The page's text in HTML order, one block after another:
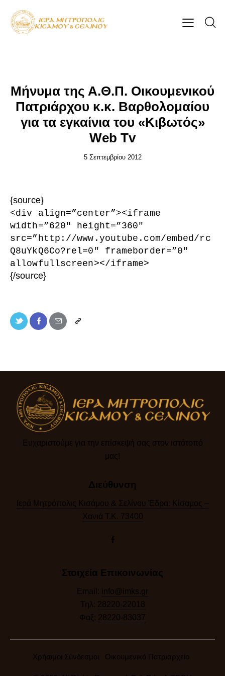
Μήνυμα της Α.Θ.Π. Οικουμενικού
Πατριάρχου κ.κ. Βαρθολομαίου
για τα εγκαίνια του «Κιβωτός»
Web Tv
5 Σεπτεμβρίου 2012
{source}
<div align=”center”><iframe
width=”620″ height=”360″
src=”http://www.youtube.com/embed/rc
Q8uYkQ6Co?rel=0″ frameborder=”0″
allowfullscreen></iframe>
{/source}
Ευχαριστούμε για την επίσκεψή σας στον ιστότοπό
μας!​
Διεύθυνση
Ιερά Μητρόπολις Κισάμου & Σελίνου Έδρα: Κίσαμος –
Χανιά Τ.Κ. 73400
Στοιχεία Επικοινωνίας
Email: info@imks.gr
Τηλ: 28220-22018
Φαξ: 28220-83037
Χρήσιμοι Σύνδεσμοι Οικουμενικό Πατριαρχείο